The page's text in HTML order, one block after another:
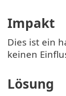
Impakt
Dies ist ein
keinen
Lösung